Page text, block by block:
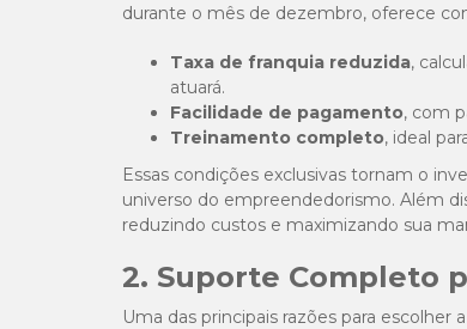
durante o mês de dezembro, oferece
Taxa de franquia reduzida,
atuará.
Facilidade de pagamento, com
Treinamento completo, ideal
Essas condições exclusivas tornam o
universo do empreendedorismo. Além
reduzindo custos e maximizando sua
2. Suporte Completo
Uma das principais razões para